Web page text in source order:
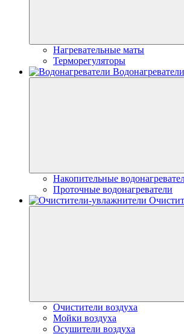
Нагревательные маты
Терморегуляторы
Водонагреватели
Накопительные
Проточные водонагреватели
Очистители воздуха
Мойки воздуха
Осушители воздуха